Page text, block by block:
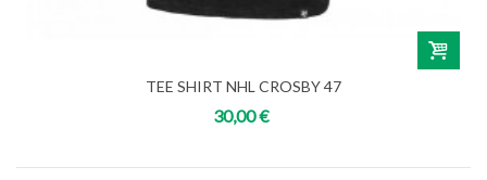
TEE SHIRT NHL CROSBY 47
30,00 €